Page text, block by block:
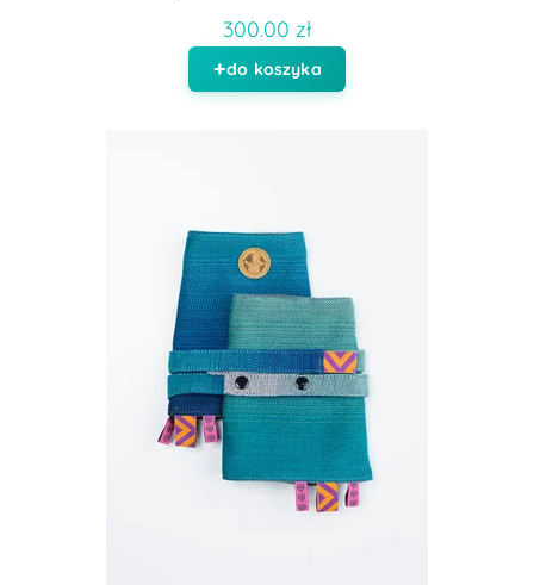
300.00 zł
do koszyka